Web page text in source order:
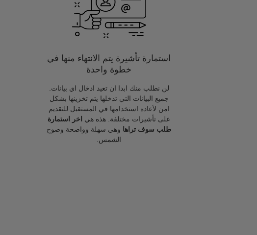
استمارة تأشيرة يتم الانتهاء منها في
خطوة واحدة
لن نطلب منك ابدا ان تعيد ادخال اي بيانات.
جميع البيانات التي تدخلها يتم تخزينها بشكل
امن لأعاده استخدامها في المستقبل للتقديم
على تأشيرات مختلفة. هذه هي
اخر استمارة
طلب سوف تراها وهي سهلة وواضحة وضوح
الشمس.